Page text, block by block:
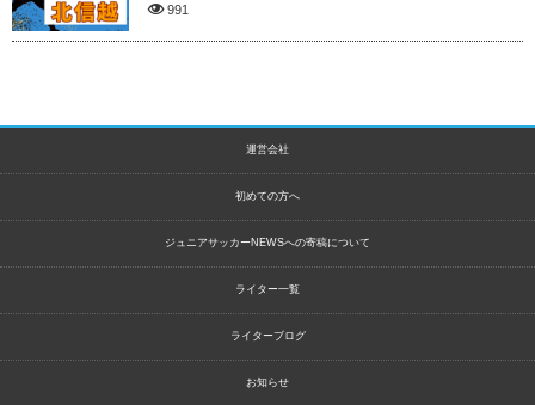
991
運営会社
初めての方へ
ジュニアサッカーNEWSへの寄稿について
ライター一覧
ライターブログ
お知らせ